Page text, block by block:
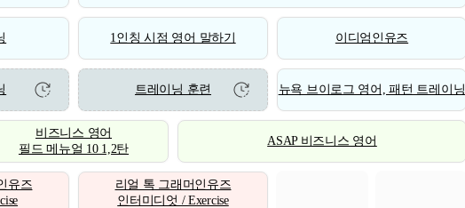
1인칭 시점 영어 말하기 이디엄인유즈
트레이닝 훈련 뉴욕 브이로그 영어, 패턴 트레이닝
비즈니스 영어
필드 메뉴얼 10 1,2탄
ASAP 비즈니스 영어
유즈
리얼 톡 그래머인유즈
인터미디엇 / Exercise